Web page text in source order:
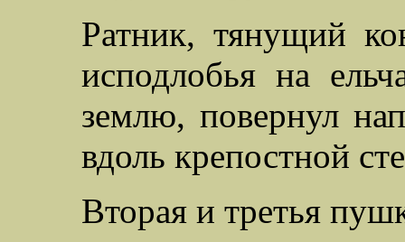
Ратник, тянущий
исподлобья на
землю, повернул
вдоль крепостной
Вторая и третья